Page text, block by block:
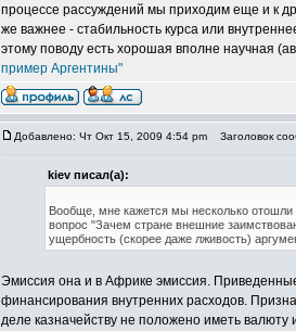
процессе рассуждений мы приходим еще и к
же важнее - стабильность курса или
этому поводу есть хорошая вполне научная
пример Аргентины"
Добавлено: Чт Окт 15, 2009 4:54 pm Заголовок
kiev писал(а):
Вообще, мне кажется мы несколько
вопрос "Зачем стране внешние
ущербность (скорее даже лживость)
Эмиссия она и в Африке эмиссия.
финансирования внутренних расходов.
деле казначейству не положено иметь валюту